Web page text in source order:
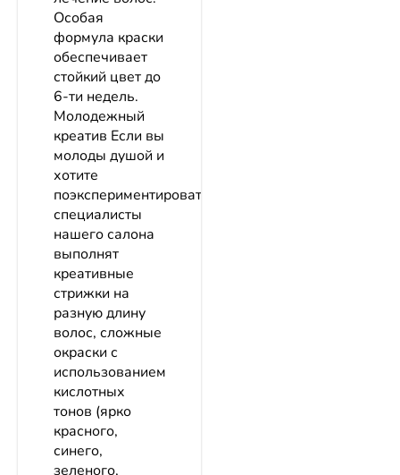
Особая
формула краски
обеспечивает
стойкий цвет до
6-ти недель.
Молодежный
креатив Если вы
молоды душой и
хотите
поэкспериментировать,
специалисты
нашего салона
выполнят
креативные
стрижки на
разную длину
волос, сложные
окраски с
использованием
кислотных
тонов (ярко
красного,
синего,
зеленого,